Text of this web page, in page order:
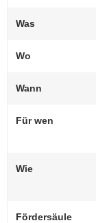
Was
Wo
Wann
Für wen
Wie
Fördersäule